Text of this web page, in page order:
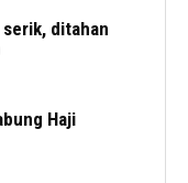
ditahan
Haji